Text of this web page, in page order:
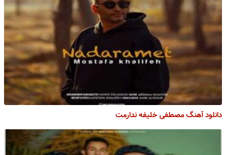
دانلود آهنگ مصطفی خلیفه ندارمت